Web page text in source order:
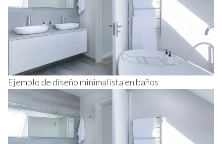
Ejemplo de diseño minimalista en baños